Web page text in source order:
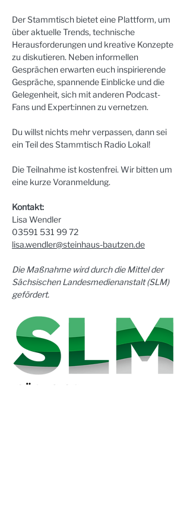
Der Stammtisch bietet eine Plattform, um
über aktuelle Trends, technische
Herausforderungen und kreative Konzepte
zu diskutieren. Neben informellen
Gesprächen erwarten euch inspirierende
Gespräche, spannende Einblicke und die
Gelegenheit, sich mit anderen Podcast-
Fans und Expert:innen zu vernetzen.
Du willst nichts mehr verpassen, dann sei
ein Teil des Stammtisch Radio Lokal!
Die Teilnahme ist kostenfrei. Wir bitten um
eine kurze Voranmeldung.
Kontakt:
Lisa Wendler
03591 531 99 72
lisa.wendler@steinhaus-bautzen.de
Die Maßnahme wird durch die Mittel der
Sächsischen Landesmedienanstalt (SLM)
gefördert.